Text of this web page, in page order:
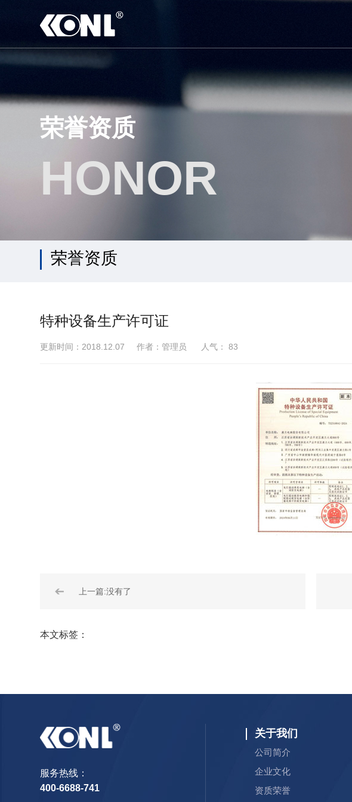
荣誉资质
HONOR
荣誉资质
特种设备生产许可证
更新时间：2018.12.07 作者：管理员 人气：83
➔ 上一篇:没有了
本文标签：
服务热线：
400-6688-741
关于我们
公司简介
企业文化
资质荣誉